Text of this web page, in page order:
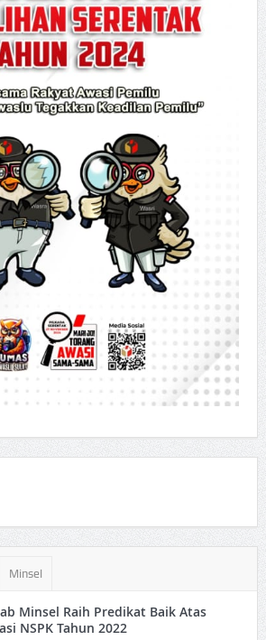
Minsel
Minsel Raih Predikat Baik Atas
NSPK Tahun 2022